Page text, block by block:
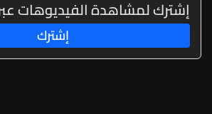
إشترك لمشاهدة الفيديوهات عبر
إشترك